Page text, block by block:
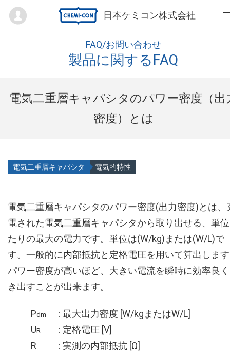
日本ケミコン株式会社
Mypage
FAQ/お問い合わせ
製品に関するFAQ
電気二重層キャパシタのパワー密度（出
密度）とは
電気二重層キャパシタ 電気的特性
電気二重層キャパシタのパワー密度(出力密度)とは、
電された電気二重層キャパシタから取り出せる、単
たりの最大の電力です。単位は(W/kg)または(W/L)で
す。一般的に内部抵抗と定格電圧を用いて算出しま
パワー密度が高いほど、大きい電流を瞬時に効率良
き出すことが出来ます。
Pdm
: 最大出力密度 [W/kgまたはW/L]
UR
: 定格電圧 [V]
R
: 実測の内部抵抗 [Ω]